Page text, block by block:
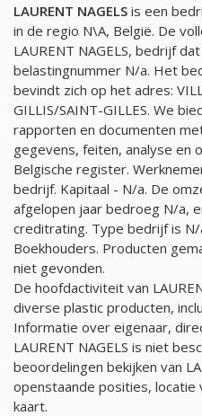
LAURENT NAGELS is een
in de regio N\A, België. De
LAURENT NAGELS, bedrijf
belastingnummer N/a. Het
bevindt zich op het adres:
GILLIS/SAINT-GILLES. We
rapporten en documenten
gegevens, feiten, analyse en
Belgische register.
bedrijf. Kapitaal - N/a. De
afgelopen jaar bedroeg N/a,
creditrating. Type bedrijf is N/
Boekhouders. Producten
niet gevonden.
De hoofdactiviteit van
diverse plastic producten,
Informatie over eigenaar,
LAURENT NAGELS is niet
beoordelingen bekijken van
openstaande posities, locatie
kaart.